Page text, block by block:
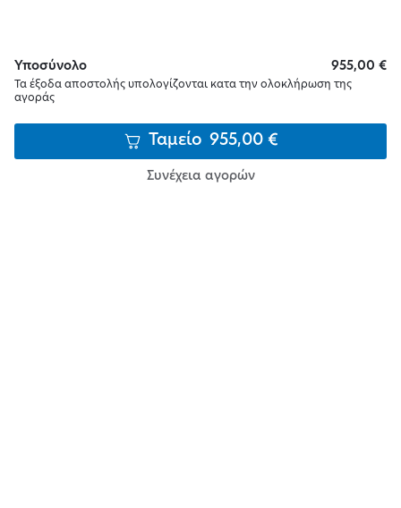
Υποσύνολο 955,00 €
Τα έξοδα αποστολής υπολογίζονται κατα την ολοκλήρωση της
αγοράς
Ταμείο 955,00 €
Συνέχεια αγορών